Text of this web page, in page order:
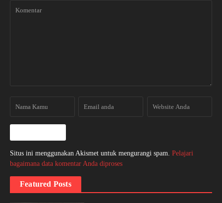
Situs ini menggunakan Akismet untuk mengurangi spam. Pelajari
bagaimana data komentar Anda diproses
Featured Posts